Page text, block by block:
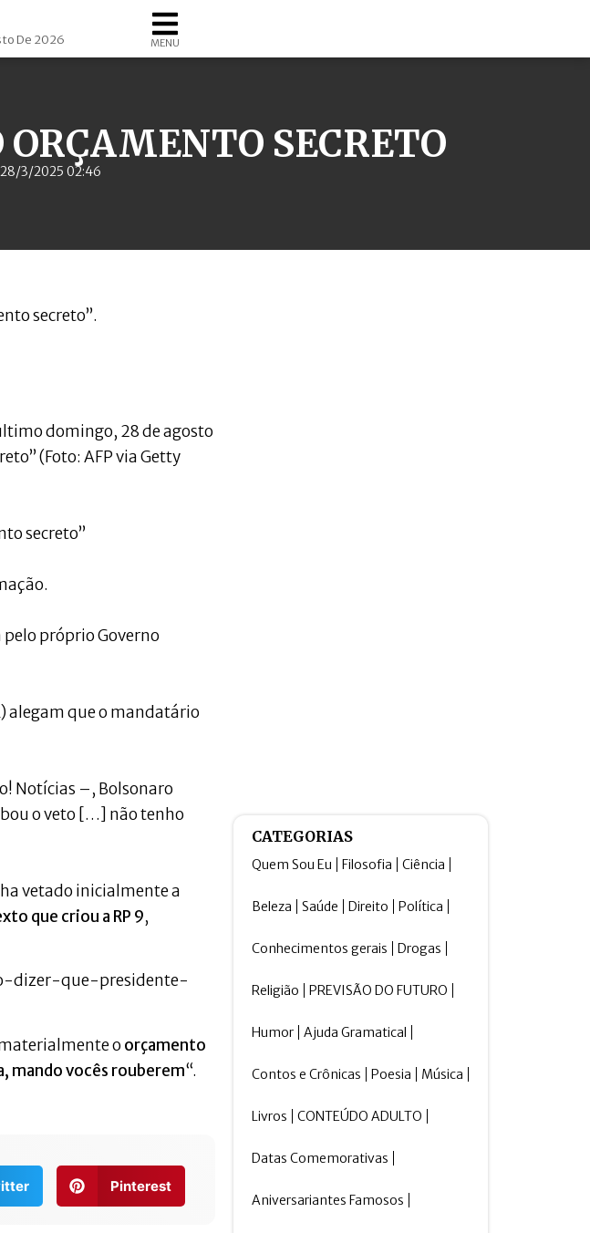
De 2026 MENU
ORÇAMENTO SECRETO
28/3/2025 02:46
secreto”.
domingo, 28 de agosto
(Foto: AFP via Getty
secreto”
próprio Governo
alegam que o mandatário
Notícias –, Bolsonaro
o veto […] não tenho
vetado inicialmente a
que criou a RP 9,
dizer-que-presidente-
materialmente o orçamento
mando vocês rouberem“.
Pinterest
CATEGORIAS
Quem Sou Eu Filosofia Ciência
Beleza Saúde Direito Política
Conhecimentos gerais Drogas
Religião PREVISÃO DO FUTURO
Humor Ajuda Gramatical
Contos e Crônicas Poesia Música
Livros CONTEÚDO ADULTO
Datas Comemorativas
Aniversariantes Famosos